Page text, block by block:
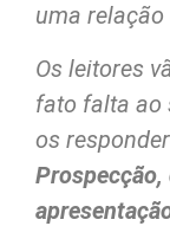
uma
Os leitores
fato falta ao
os